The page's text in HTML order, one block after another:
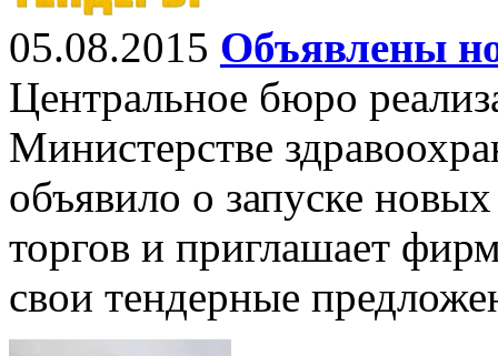
05.08.2015 Объявлены
Центральное бюро
Министерстве
объявило о запуске
торгов и приглашает
свои тендерные